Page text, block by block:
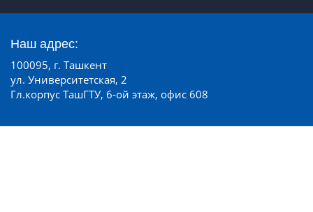
Наш адрес:
100095, г. Ташкент
ул. Университетская, 2
Гл.корпус ТашГТУ, 6-ой этаж, офис 608